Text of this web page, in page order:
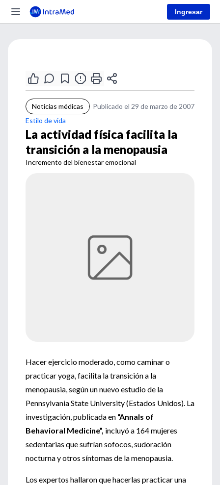
Ingresar
Noticias médicas
Publicado el 29 de marzo de 2007
Estilo de vida
La actividad física facilita la
transición a la menopausia
Incremento del bienestar emocional
Hacer ejercicio moderado, como caminar o
practicar yoga, facilita la transición a la
menopausia, según un nuevo estudio de la
Pennsylvania State University (Estados Unidos). La
investigación, publicada en “Annals of
Behavioral Medicine”, incluyó a 164 mujeres
sedentarias que sufrían sofocos, sudoración
nocturna y otros síntomas de la menopausia.
Los expertos hallaron que hacerlas practicar una